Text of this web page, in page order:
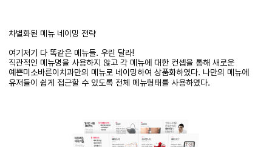
차별화된 메뉴 네이밍 전략
여기저기 다 똑같은 메뉴들. 우린 달라!
직관적인 메뉴명을 사용하지 않고 각 메뉴에 대한 컨셉을 통해 새로운
예쁜미소바른이치과만의 메뉴로 네이밍하여 상품화하였다. 나만의 메뉴에
유저들이 쉽게 접근할 수 있도록 전체 메뉴형태를 사용하였다.